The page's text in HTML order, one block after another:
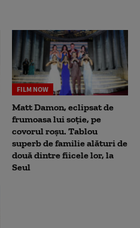
FILM NOW
Matt Damon, eclipsat de
frumoasa lui soție, pe
covorul roșu. Tablou
superb de familie alături de
două dintre fiicele lor, la
Seul